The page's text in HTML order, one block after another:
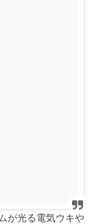
が光る電気ウキや